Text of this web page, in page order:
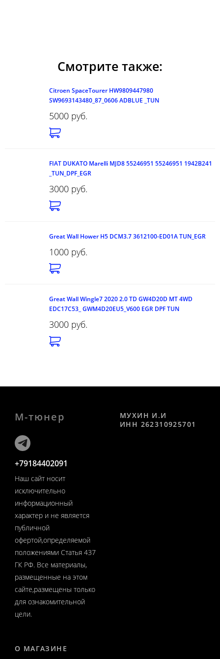
Смотрите также:
Citroen SpaceTourer HW9809447980
SW9693143480_87_0606 ADBLUE _TUN
5000 руб.
FIAT DUKATO Marelli MJD8 55246951 55246951 1942B241
_TUN_DPF_EGR
3000 руб.
Great Wall Hower H5 DCM3.7 3612100-ED01A TUN_EGR
1000 руб.
Great Wall Wingle7 2020 2.0 TD GW4D20D MT 4WD
EDC17C53_ GWM4D20EU5_V600 EGR DPF TUN
3000 руб.
М-тюнер
+79184402091
Наш сайт носит
исключительно
информационный
характер и не является
публичной
офертой,определяемой
положениями Статья 437
ГК РФ. Все материалы,
размещенные на этом
сайте,размещены только
для ознакомительной
цели.
МУХИН И.И
ИНН 262310925701
О МАГАЗИНЕ